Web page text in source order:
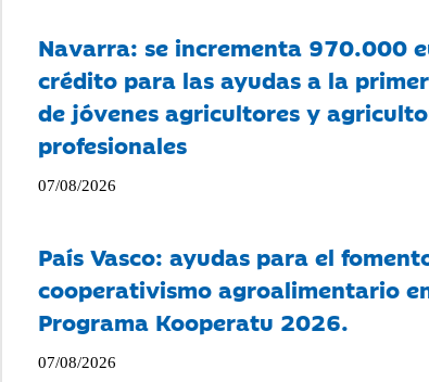
Navarra: se incrementa 970.000
crédito para las ayudas a la
de jóvenes agricultores y
profesionales
07/08/2026
País Vasco: ayudas para el
cooperativismo agroalimentario
Programa Kooperatu 2026.
07/08/2026